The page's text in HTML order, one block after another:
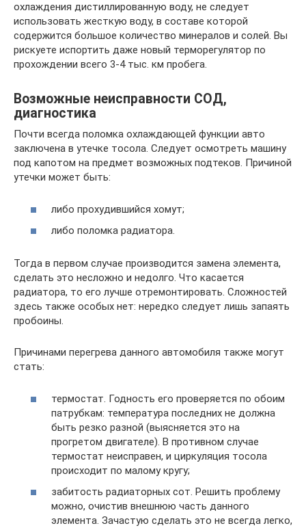
охлаждения дистиллированную воду, не следует
использовать жесткую воду, в составе которой
содержится большое количество минералов и солей. Вы
рискуете испортить даже новый терморегулятор по
прохождении всего 3-4 тыс. км пробега.
Возможные неисправности СОД,
диагностика
Почти всегда поломка охлаждающей функции авто
заключена в утечке тосола. Следует осмотреть машину
под капотом на предмет возможных подтеков. Причиной
утечки может быть:
либо прохудившийся хомут;
либо поломка радиатора.
Тогда в первом случае производится замена элемента,
сделать это несложно и недолго. Что касается
радиатора, то его лучше отремонтировать. Сложностей
здесь также особых нет: нередко следует лишь запаять
пробоины.
Причинами перегрева данного автомобиля также могут
стать:
термостат. Годность его проверяется по обоим
патрубкам: температура последних не должна
быть резко разной (выясняется это на
прогретом двигателе). В противном случае
термостат неисправен, и циркуляция тосола
происходит по малому кругу;
забитость радиаторных сот. Решить проблему
можно, очистив внешнюю часть данного
элемента. Зачастую сделать это не всегда легко,